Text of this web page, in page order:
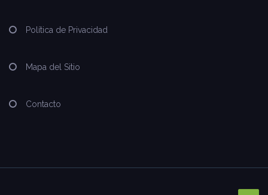
Política de Privacidad
Mapa del Sitio
Contacto